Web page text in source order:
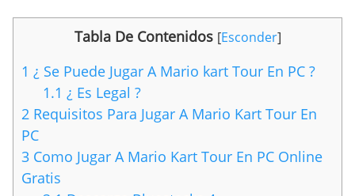
Tabla De Contenidos [Esconder]
1 ¿ Se Puede Jugar A Mario kart Tour En PC ?
1.1 ¿ Es Legal ?
2 Requisitos Para Jugar A Mario Kart Tour En
PC
3 Como Jugar A Mario Kart Tour En PC Online
Gratis